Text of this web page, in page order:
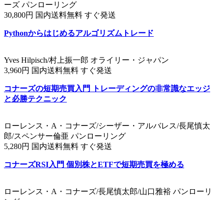
ーズ パンローリング
30,800円 国内送料無料 すぐ発送
Pythonからはじめるアルゴリズムトレード
Yves Hilpisch/村上振一郎 オライリー・ジャパン
3,960円 国内送料無料 すぐ発送
コナーズの短期売買入門 トレーディングの非常識なエッジ
と必勝テクニック
ローレンス・A・コナーズ/シーザー・アルバレス/長尾慎太
郎/スペンサー倫亜 パンローリング
5,280円 国内送料無料 すぐ発送
コナーズRSI入門 個別株とETFで短期売買を極める
ローレンス・A・コナーズ/長尾慎太郎/山口雅裕 パンローリ